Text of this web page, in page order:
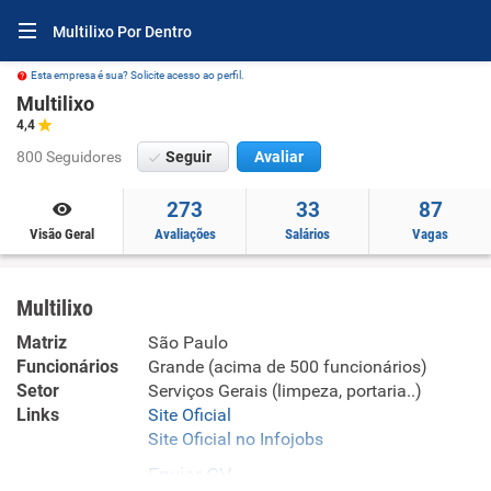
Multilixo Por Dentro
Esta empresa é sua? Solicite acesso ao perfil.
Multilixo
4,4
800 Seguidores Seguir Avaliar
Visão Geral
273
Avaliações
33
Salários
87
Vagas
Multilixo
Matriz
São Paulo
Funcionários
Grande (acima de 500 funcionários)
Setor
Serviços Gerais (limpeza, portaria..)
Links
Site Oficial
Site Oficial no Infojobs
Enviar CV